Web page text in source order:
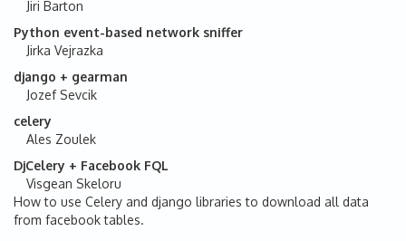
Jiri Barton
Python event-based network sniffer
Jirka Vejrazka
django + gearman
Jozef Sevcik
celery
Ales Zoulek
DjCelery + Facebook FQL
Visgean Skeloru
How to use Celery and django libraries to download all data
from facebook tables.